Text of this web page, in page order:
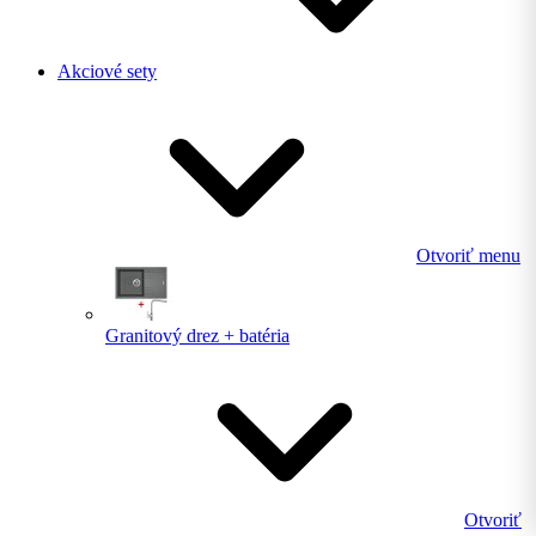
Akciové sety
Otvoriť menu
Granitový drez + batéria
Otvoriť